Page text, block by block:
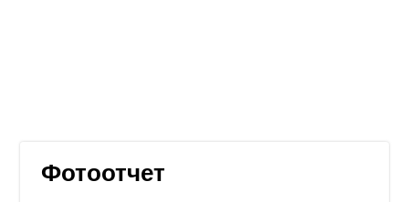
Фотоотчет